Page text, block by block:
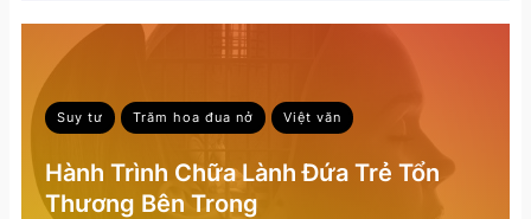
Suy tư Trăm hoa đua nở Việt văn
Hành Trình Chữa Lành Đứa Trẻ Tổn
Thương Bên Trong